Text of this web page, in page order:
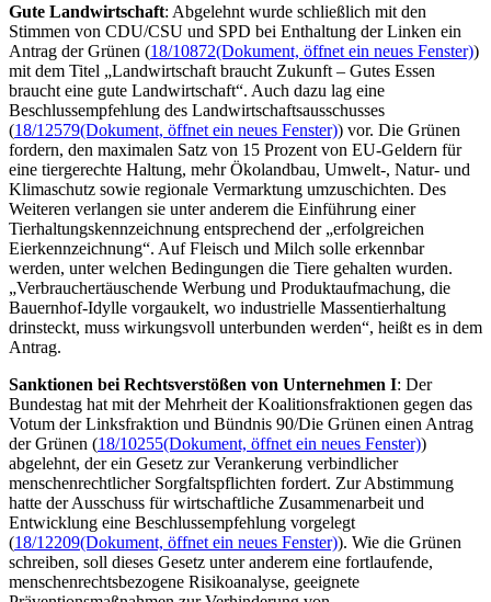
Gute Landwirtschaft: Abgelehnt wurde schließlich mit den
Stimmen von CDU/CSU und SPD bei Enthaltung der Linken ein
Antrag der Grünen (18/10872(Dokument, öffnet ein neues Fenster))
mit dem Titel „Landwirtschaft braucht Zukunft – Gutes Essen
braucht eine gute Landwirtschaft“. Auch dazu lag eine
Beschlussempfehlung des Landwirtschaftsausschusses
(18/12579(Dokument, öffnet ein neues Fenster)) vor. Die Grünen
fordern, den maximalen Satz von 15 Prozent von EU-Geldern für
eine tiergerechte Haltung, mehr Ökolandbau, Umwelt-, Natur- und
Klimaschutz sowie regionale Vermarktung umzuschichten. Des
Weiteren verlangen sie unter anderem die Einführung einer
Tierhaltungskennzeichnung entsprechend der „erfolgreichen
Eierkennzeichnung“. Auf Fleisch und Milch solle erkennbar
werden, unter welchen Bedingungen die Tiere gehalten wurden.
„Verbrauchertäuschende Werbung und Produktaufmachung, die
Bauernhof-Idylle vorgaukelt, wo industrielle Massentierhaltung
drinsteckt, muss wirkungsvoll unterbunden werden“, heißt es in dem
Antrag.
Sanktionen bei Rechtsverstößen von Unternehmen I: Der
Bundestag hat mit der Mehrheit der Koalitionsfraktionen gegen das
Votum der Linksfraktion und Bündnis 90/Die Grünen einen Antrag
der Grünen (18/10255(Dokument, öffnet ein neues Fenster))
abgelehnt, der ein Gesetz zur Verankerung verbindlicher
menschenrechtlicher Sorgfaltspflichten fordert. Zur Abstimmung
hatte der Ausschuss für wirtschaftliche Zusammenarbeit und
Entwicklung eine Beschlussempfehlung vorgelegt
(18/12209(Dokument, öffnet ein neues Fenster)). Wie die Grünen
schreiben, soll dieses Gesetz unter anderem eine fortlaufende,
menschenrechtsbezogene Risikoanalyse, geeignete